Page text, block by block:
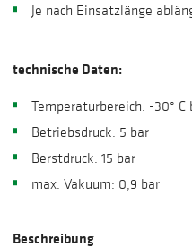
Je nach Einsatzlänge
technische Daten:
Temperaturbereich: -30° C
Betriebsdruck: 5 bar
Berstdruck: 15 bar
max. Vakuum: 0,9 bar
Beschreibung